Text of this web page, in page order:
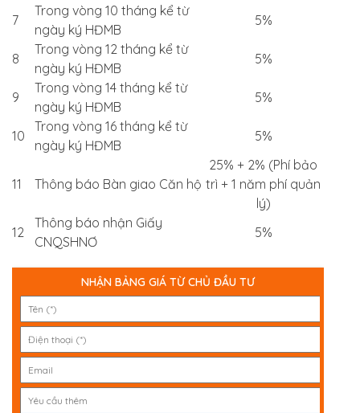
7
Trong vòng 10 tháng kể từ
ngày ký HĐMB
5%
8
Trong vòng 12 tháng kể từ
ngày ký HĐMB
5%
9
Trong vòng 14 tháng kể từ
ngày ký HĐMB
5%
10
Trong vòng 16 tháng kể từ
ngày ký HĐMB
5%
11 Thông báo Bàn giao Căn hộ
25% + 2% (Phí bảo
trì + 1 năm phí quản
lý)
12
Thông báo nhận Giấy
CNQSHNƠ
5%
NHẬN BẢNG GIÁ TỪ CHỦ ĐẦU TƯ